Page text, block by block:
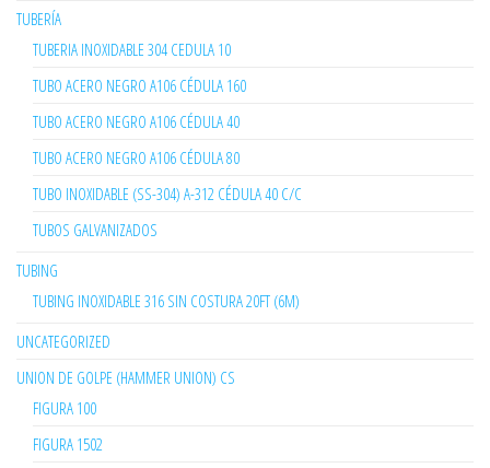
TUBERÍA
TUBERIA INOXIDABLE 304 CEDULA 10
TUBO ACERO NEGRO A106 CÉDULA 160
TUBO ACERO NEGRO A106 CÉDULA 40
TUBO ACERO NEGRO A106 CÉDULA 80
TUBO INOXIDABLE (SS-304) A-312 CÉDULA 40 C/C
TUBOS GALVANIZADOS
TUBING
TUBING INOXIDABLE 316 SIN COSTURA 20FT (6M)
UNCATEGORIZED
UNION DE GOLPE (HAMMER UNION) CS
FIGURA 100
FIGURA 1502